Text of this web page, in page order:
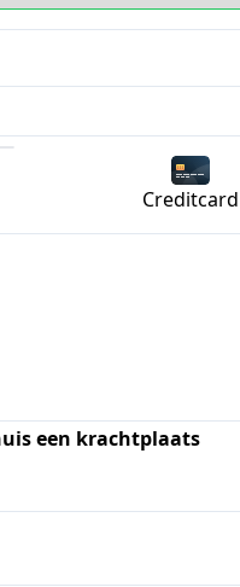
Creditcard
een krachtplaats